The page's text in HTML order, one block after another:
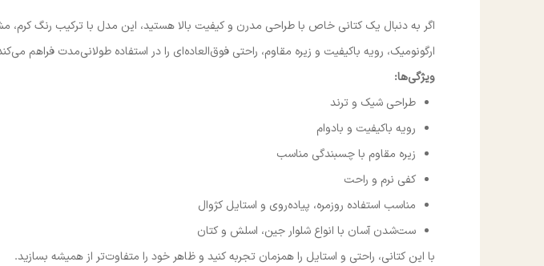
اگر به دنبال یک کتانی خاص با طراحی مدرن و کیفیت بالا هستید، این مدل با ترکیب رنگ کرم،
ارگونومیک، رویه باکیفیت و زیره مقاوم، راحتی فوق‌العاده‌ای را در استفاده طولانی‌مدت فراهم
ویژگی‌ها:
طراحی شیک و ترند
رویه باکیفیت و بادوام
زیره مقاوم با چسبندگی مناسب
کفی نرم و راحت
مناسب استفاده روزمره، پیاده‌روی و استایل کژوال
ست‌شدن آسان با انواع شلوار جین، اسلش و کتان
با این کتانی، راحتی و استایل را همزمان تجربه کنید و ظاهر خود را متفاوت‌تر از همیشه بسازید.